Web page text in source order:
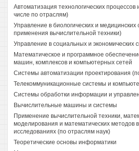
Автоматизация технологических процессов
числе по отраслям)
Управление в биологических и медицинских
применения вычислительной техники)
Управление в социальных и экономических
Математическое и программное
машин, комплексов и компьютерных сетей
Системы автоматизации проектирования
Телекоммуникационные системы и
Системы обработки информации и
Вычислительные машины и системы
Применение вычислительной техники,
моделирования и математических методов
исследованиях (по отраслям наук)
Теоретические основы информатики